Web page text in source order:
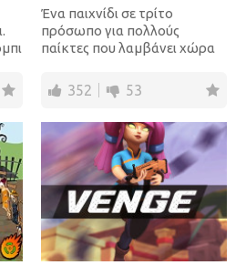
Ένα παιχνίδι σε τρίτο
πρόσωπο για πολλούς
παίκτες που λαμβάνει χώρα
τον αγρ...
352 53